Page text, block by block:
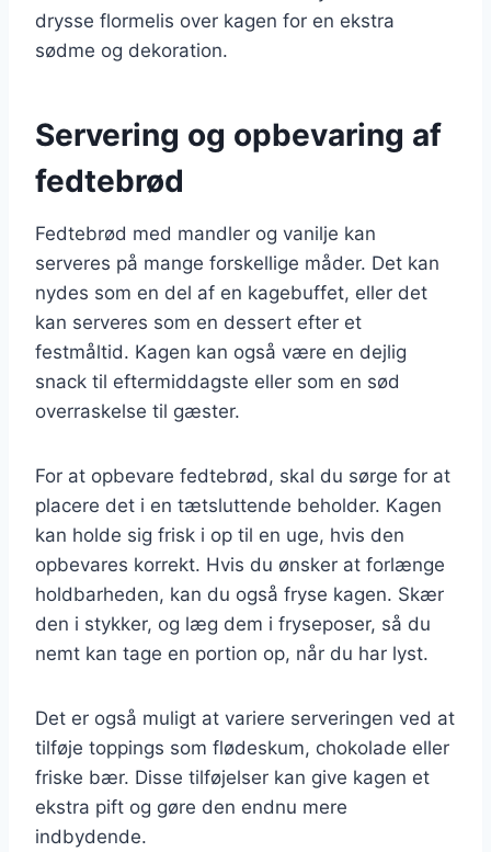
drysse flormelis over kagen for en ekstra
sødme og dekoration.
Servering og opbevaring af
fedtebrød
Fedtebrød med mandler og vanilje kan
serveres på mange forskellige måder. Det kan
nydes som en del af en kagebuffet, eller det
kan serveres som en dessert efter et
festmåltid. Kagen kan også være en dejlig
snack til eftermiddagste eller som en sød
overraskelse til gæster.
For at opbevare fedtebrød, skal du sørge for at
placere det i en tætsluttende beholder. Kagen
kan holde sig frisk i op til en uge, hvis den
opbevares korrekt. Hvis du ønsker at forlænge
holdbarheden, kan du også fryse kagen. Skær
den i stykker, og læg dem i fryseposer, så du
nemt kan tage en portion op, når du har lyst.
Det er også muligt at variere serveringen ved at
tilføje toppings som flødeskum, chokolade eller
friske bær. Disse tilføjelser kan give kagen et
ekstra pift og gøre den endnu mere
indbydende.